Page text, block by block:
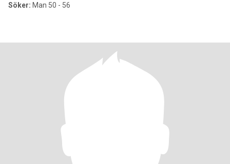
Söker: Man 50 - 56